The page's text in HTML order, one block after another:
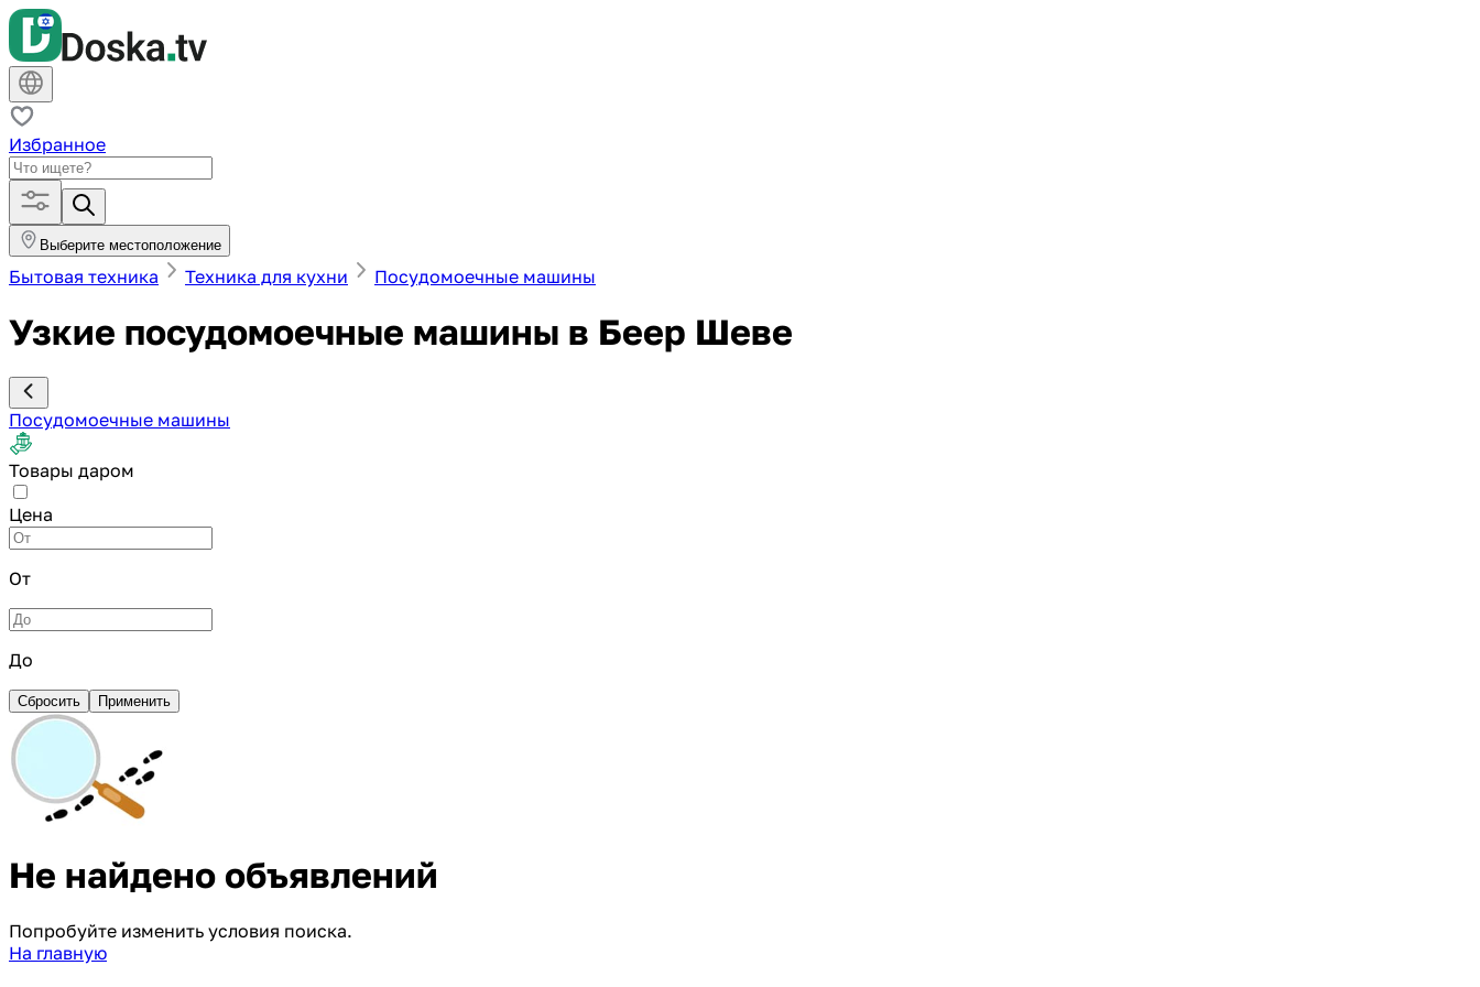
Избранное
Выберите местоположение
Бытовая техника Техника для кухни Посудомоечные машины
Узкие посудомоечные машины в Беер Шеве
Посудомоечные машины
Товары даром
Цена
От
До
Сбросить Применить
Не найдено объявлений
Попробуйте изменить условия поиска.
На главную